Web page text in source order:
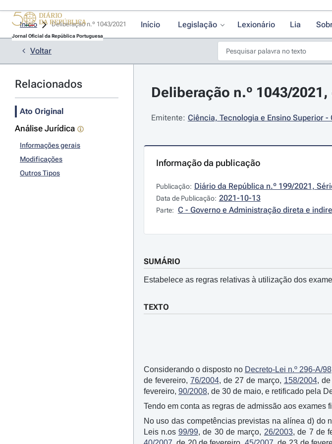
Jornal Oficial da República Portuguesa
Início Legislação Lexionário Lia
Início
Voltar
Relacionados
Ato Original
Análise Jurídica
Informações gerais
Modificações
Outros Tipos
Deliberação n.º 1043/
Emitente: Ciência, Tecnologia e Ensino Superior
Informação da publicação
Publicação: Diário da República n.º 199/2021,
Data de Publicação: 2021-10-13
Parte: C - Governo e Administração direta e
SUMÁRIO
Estabelece as regras relativas à utilização dos
TEXTO
Considerando o disposto no Decreto-Lei n.º 296-A/98
de fevereiro, 76/2004, de 27 de março, 158/2004,
fevereiro, 90/2008, de 30 de maio, e retificado pela
Tendo em conta as regras de admissão aos
No uso das competências previstas na alínea d) do
Leis n.os 99/99, de 30 de março, 26/2003, de 7 de